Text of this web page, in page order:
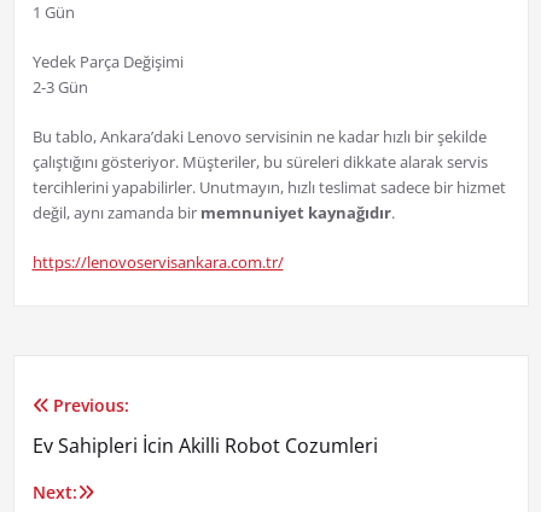
1 Gün
Yedek Parça Değişimi
2-3 Gün
Bu tablo, Ankara’daki Lenovo servisinin ne kadar hızlı bir şekilde
çalıştığını gösteriyor. Müşteriler, bu süreleri dikkate alarak servis
tercihlerini yapabilirler. Unutmayın, hızlı teslimat sadece bir hizmet
değil, aynı zamanda bir memnuniyet kaynağıdır.
https://lenovoservisankara.com.tr/
Yazı
gezinmesi
Previous:
Ev Sahipleri İcin Akilli Robot Cozumleri
Next: